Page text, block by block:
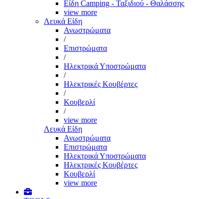
Είδη Camping - Ταξιδιού - Θαλάσσης
view more
Λευκά Είδη
Ανωστρώματα
/
Επιστρώματα
/
Ηλεκτρικά Υποστρώματα
/
Ηλεκτρικές Κουβέρτες
/
Κουβερλί
/
view more
Λευκά Είδη
Ανωστρώματα
Επιστρώματα
Ηλεκτρικά Υποστρώματα
Ηλεκτρικές Κουβέρτες
Κουβερλί
view more